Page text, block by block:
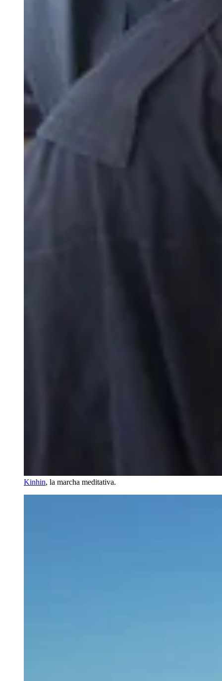
Kinhin, la marcha meditativa.